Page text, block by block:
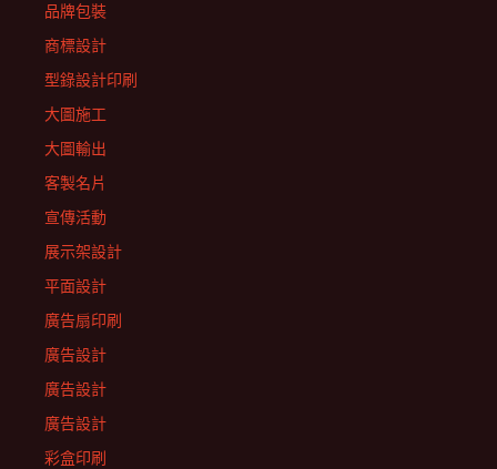
品牌包裝
商標設計
型錄設計印刷
大圖施工
大圖輸出
客製名片
宣傳活動
展示架設計
平面設計
廣告扇印刷
廣告設計
廣告設計
廣告設計
彩盒印刷